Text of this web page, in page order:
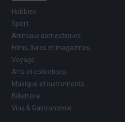
Hobbies
Sport
Animaux domestiques
Films, livres et magazines
Voyage
Arts et collections
Musique et instruments
Billetterie
Vins & Gastronomie